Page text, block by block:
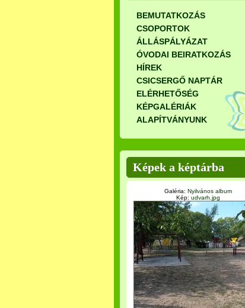
BEMUTATKOZÁS
CSOPORTOK
ÁLLÁSPÁLYÁZAT
ÓVODAI BEIRATKOZÁS
HÍREK
CSICSERGŐ NAPTÁR
ELÉRHETŐSÉG
KÉPGALÉRIÁK
ALAPÍTVÁNYUNK
Képek a képtárba
Galéria: Nyilvános album
Kép: udvarh.jpg